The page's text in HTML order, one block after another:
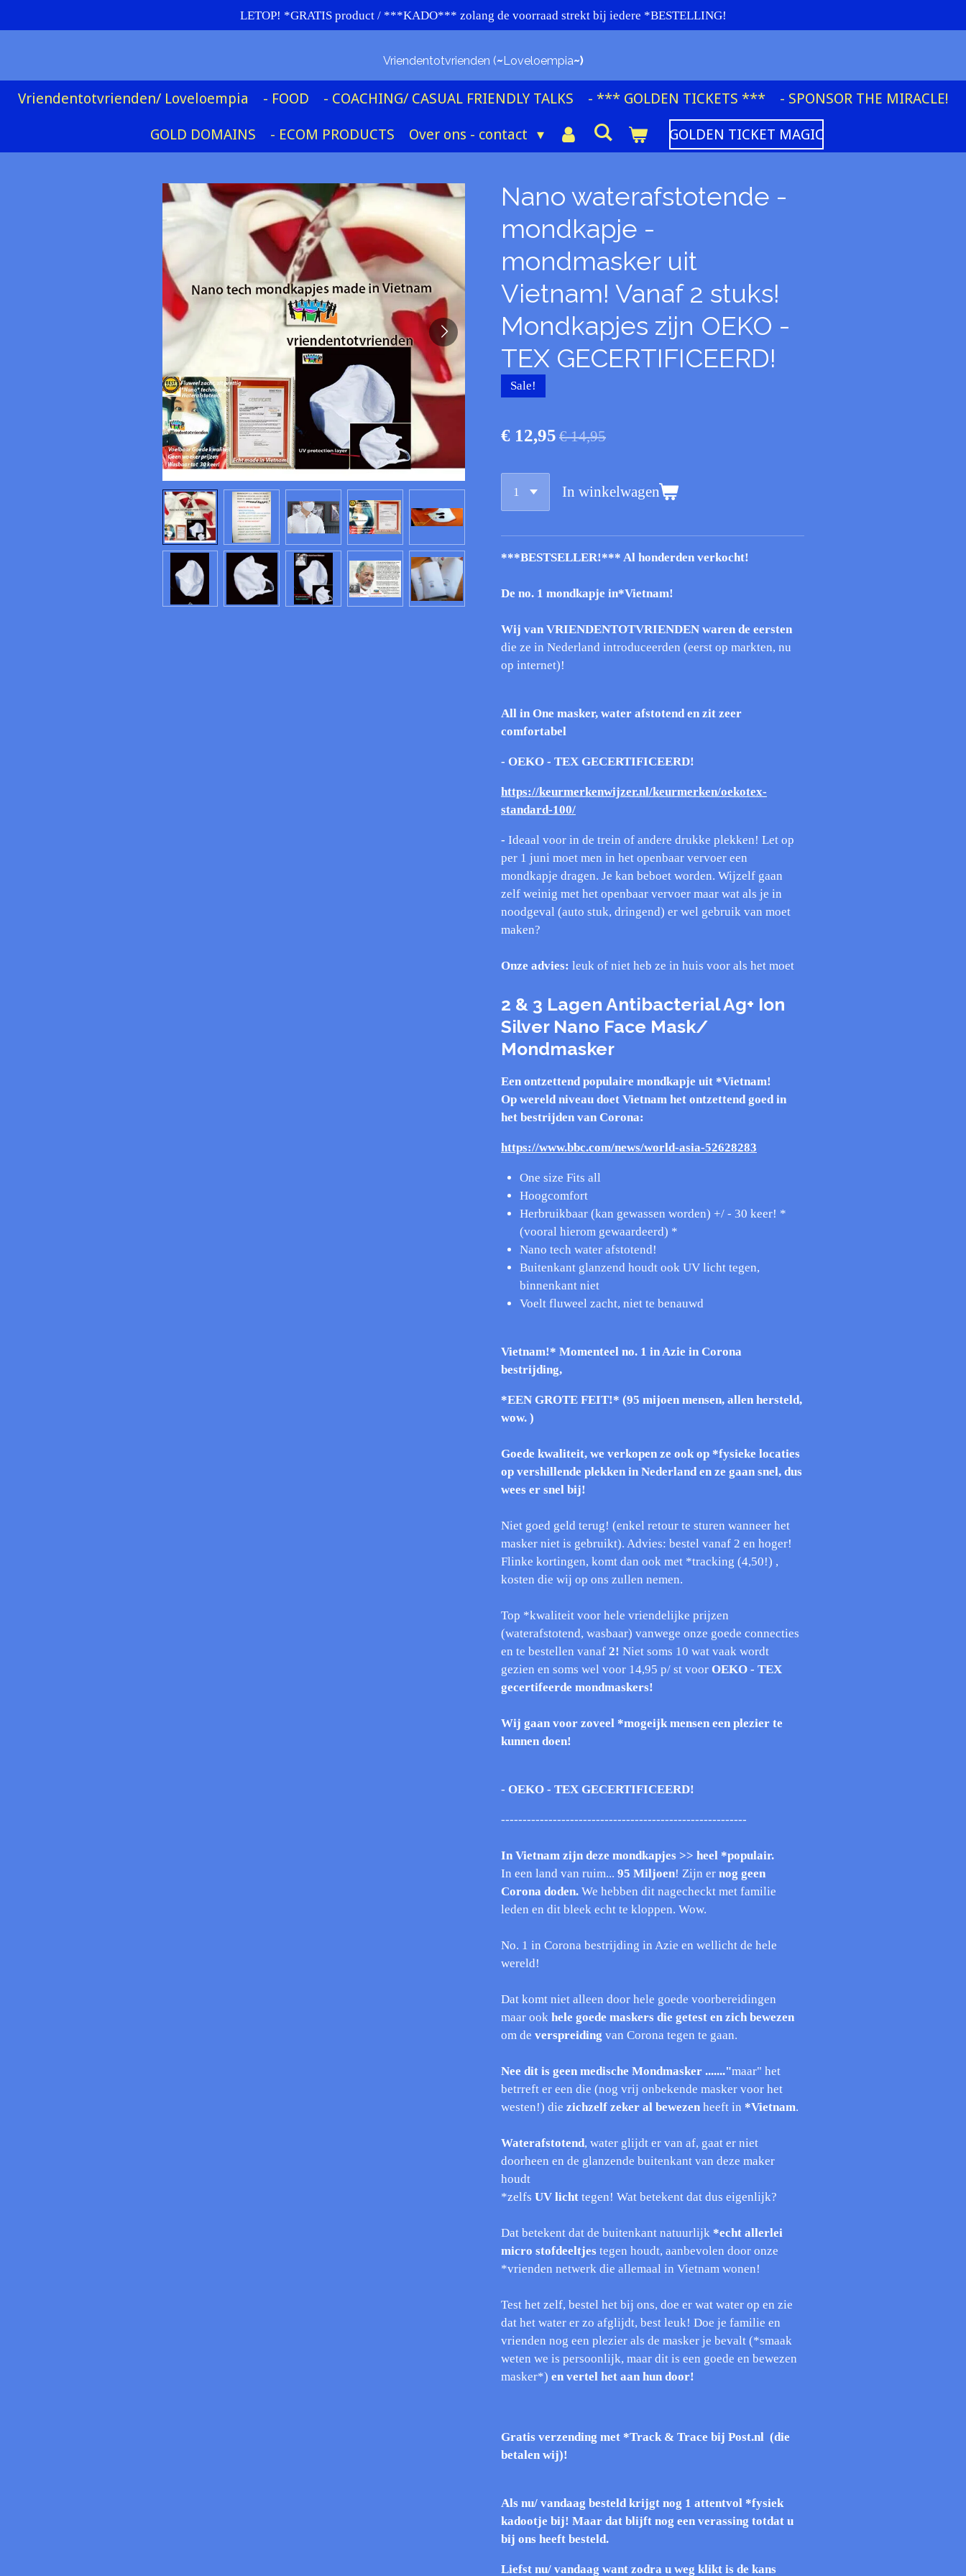
direct
LETOP! *GRATIS product / ***KADO*** zolang de voorraad strekt bij iedere *BESTELLING!
Vriendentotvrienden (~Loveloempia~)
Vriendentotvrienden/ Loveloempia - FOOD - COACHING/ CASUAL FRIENDLY TALKS - *** GOLDEN TICKETS *** - SPONSOR THE MIRACLE!
GOLD DOMAINS - ECOM PRODUCTS Over ons - contact GOLDEN TICKET MAGIC
Nano waterafstotende -
mondkapje -
mondmasker uit
Vietnam! Vanaf 2 stuks!
Mondkapjes zijn OEKO -
TEX GECERTIFICEERD!
Sale!
€ 12,95 € 14,95
In winkelwagen
***BESTSELLER!*** Al honderden verkocht!
De no. 1 mondkapje in*Vietnam!
Wij van VRIENDENTOTVRIENDEN waren de eersten
die ze in Nederland introduceerden (eerst op markten, nu
op internet)!
All in One masker, water afstotend en zit zeer
comfortabel
- OEKO - TEX GECERTIFICEERD!
https://keurmerkenwijzer.nl/keurmerken/oekotex-
standard-100/
- Ideaal voor in de trein of andere drukke plekken! Let op
per 1 juni moet men in het openbaar vervoer een
mondkapje dragen. Je kan beboet worden. Wijzelf gaan
zelf weinig met het openbaar vervoer maar wat als je in
noodgeval (auto stuk, dringend) er wel gebruik van moet
maken?
Onze advies: leuk of niet heb ze in huis voor als het moet
2 & 3 Lagen Antibacterial Ag+ Ion
Silver Nano Face Mask/
Mondmasker
Een ontzettend populaire mondkapje uit *Vietnam!
Op wereld niveau doet Vietnam het ontzettend goed in
het bestrijden van Corona:
https://www.bbc.com/news/world-asia-52628283
One size Fits all
Hoogcomfort
Herbruikbaar (kan gewassen worden) +/ - 30 keer! *
(vooral hierom gewaardeerd) *
Nano tech water afstotend!
Buitenkant glanzend houdt ook UV licht tegen,
binnenkant niet
Voelt fluweel zacht, niet te benauwd
Vietnam!* Momenteel no. 1 in Azie in Corona
bestrijding,
*EEN GROTE FEIT!* (95 mijoen mensen, allen hersteld,
wow. )
Goede kwaliteit, we verkopen ze ook op *fysieke locaties
op vershillende plekken in Nederlanden ze gaan snel, dus
wees er snel bij!
Niet goed geld terug! (enkel retour te sturen wanneer het
masker niet is gebruikt). Advies: bestel vanaf 2 en hoger!
Flinke kortingen, komt dan ook met *tracking (4,50!) ,
kosten die wij op ons zullen nemen.
Top *kwaliteit voor hele vriendelijke prijzen
(waterafstotend, wasbaar) vanwege onze goede connecties
en te bestellen vanaf 2! Niet soms 10 wat vaak wordt
gezien en soms wel voor 14,95 p/ st voor OEKO - TEX
gecertifeerde mondmaskers!
Wij gaan voor zoveel *mogeijk mensen een plezier te
kunnen doen!
- OEKO - TEX GECERTIFICEERD!
---------------------------------------------------------
In Vietnam zijn deze mondkapjes >> heel *populair.
In een land van ruim... 95 Miljoen! Zijn er nog geen
Corona doden. We hebben dit nagecheckt met familie
leden en dit bleek echt te kloppen. Wow.
No. 1 in Corona bestrijding in Azie en wellicht de hele
wereld!
Dat komt niet alleen door hele goede voorbereidingen
maar ook hele goede maskers die getest en zich bewezen
om de verspreiding van Corona tegen te gaan.
Nee dit is geen medische Mondmasker ......."maar" het
betrreft er een die (nog vrij onbekende masker voor het
westen!) die zichzelf zeker al bewezen heeft in *Vietnam.
Waterafstotend, water glijdt er van af, gaat er niet
doorheen en de glanzende buitenkant van deze maker
houdt
*zelfs UV licht tegen! Wat betekent dat dus eigenlijk?
Dat betekent dat de buitenkant natuurlijk *echt allerlei
micro stofdeeltjes tegen houdt, aanbevolen door onze
*vrienden netwerk die allemaal in Vietnam wonen!
Test het zelf, bestel het bij ons, doe er wat water op en zie
dat het water er zo afglijdt, best leuk! Doe je familie en
vrienden nog een plezier als de masker je bevalt (*smaak
weten we is persoonlijk, maar dit is een goede en bewezen
masker*) en vertel het aan hun door!
Gratis verzending met *Track & Trace bij Post.nl (die
betalen wij)!
Als nu/ vandaag besteld krijgt nog 1 attentvol *fysiek
kadootje bij! Maar dat blijft nog een verassing totdat u
bij ons heeft besteld.
Liefst nu/ vandaag want zodra u weg klikt is de kans